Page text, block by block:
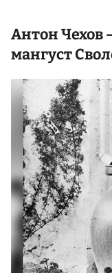
Антон Чехов
мангуст